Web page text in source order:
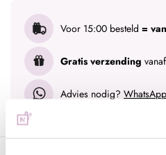
Voor 15:00 besteld =
Gratis verzending
Advies nodig?